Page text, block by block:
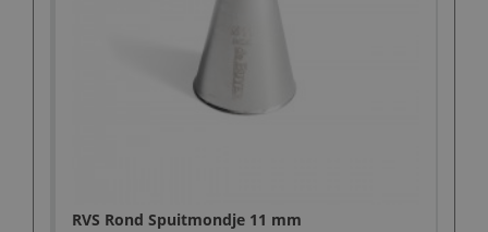
RVS Rond Spuitmondje 11 mm